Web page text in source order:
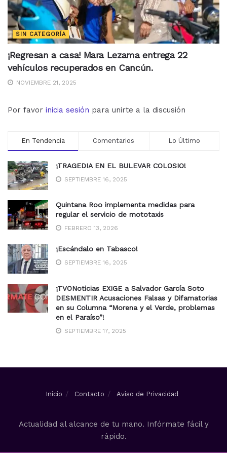
SIN CATEGORÍA
¡Regresan a casa! Mara Lezama entrega 22
vehículos recuperados en Cancún.
NOVIEMBRE 21, 2025
Por favor inicia sesión para unirte a la discusión
En Tendencia Comentarios Lo Último
¡TRAGEDIA EN EL BULEVAR COLOSIO!
SEPTIEMBRE 16, 2025
Quintana Roo implementa medidas para
regular el servicio de mototaxis
FEBRERO 13, 2026
¡Escándalo en Tabasco!
SEPTIEMBRE 16, 2025
¡TVONoticias EXIGE a Salvador García Soto
DESMENTIR Acusaciones Falsas y Difamatorias
en su Columna “Morena y el Verde, problemas
en el Paraíso”!
SEPTIEMBRE 17, 2025
Inicio Contacto Aviso de Privacidad
Actualidad al alcance de tu mano. Infórmate fácil y
rápido.